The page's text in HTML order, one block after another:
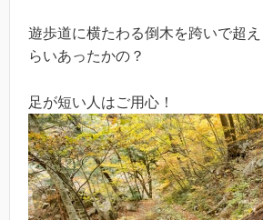
遊歩道に横たわる倒木を跨いで超え
らいあったかの？
足が短い人はご用心！